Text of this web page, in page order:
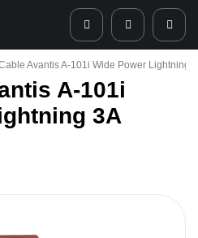
Avantis A-101i Wide Power Lightning
A-101i
3A